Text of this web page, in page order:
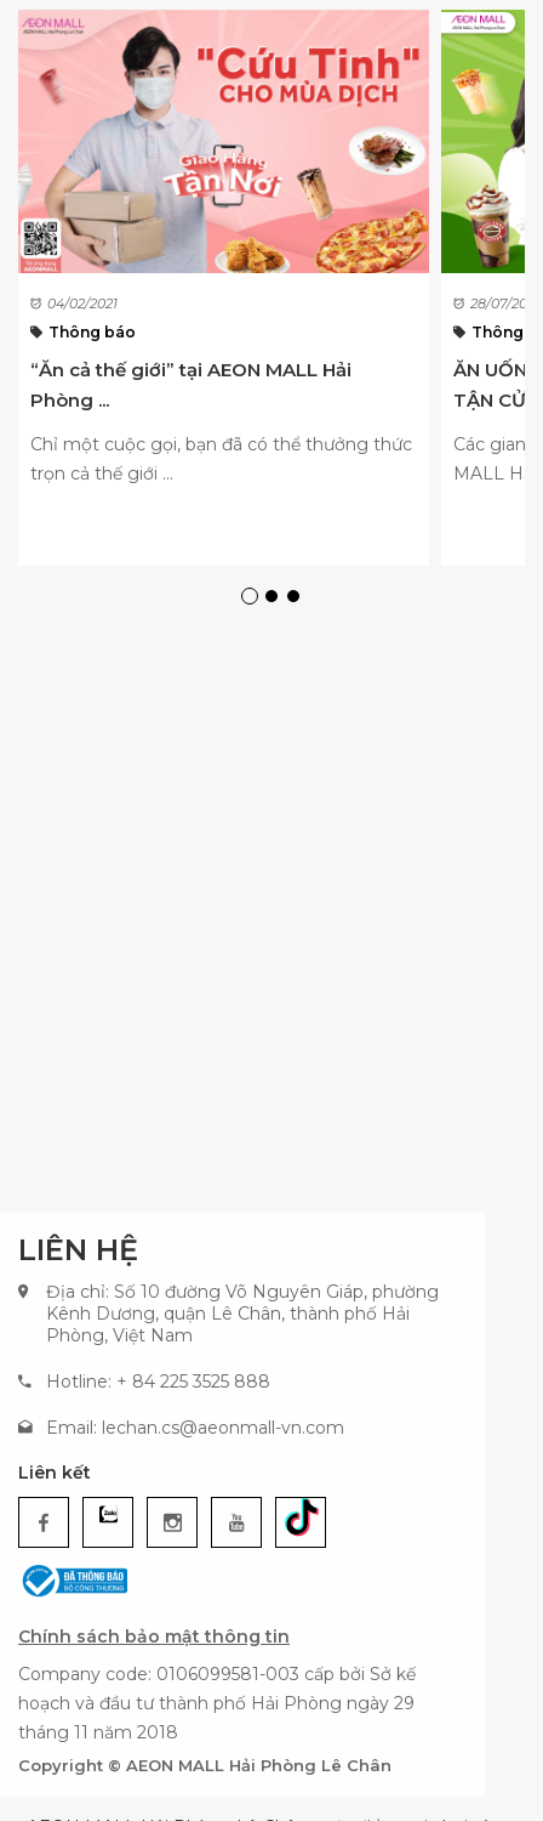
04/02/2021
Thông báo
“Ăn cả thế giới” tại AEON MALL Hải
Phòng ...
Chỉ một cuộc gọi, bạn đã có thể thưởng thức
trọn cả thế giới ...
28/07/2021
Thông
ĂN
TẬN CỬA
Các gian
MALL Hải
LIÊN HỆ
Địa chỉ: Số 10 đường Võ Nguyên Giáp, phường
Kênh Dương, quận Lê Chân, thành phố Hải
Phòng, Việt Nam
Hotline: + 84 225 3525 888
Email: lechan.cs@aeonmall-vn.com
Liên kết
Chính sách bảo mật thông tin
Company code: 0106099581-003 cấp bởi Sở kế
hoạch và đầu tư thành phố Hải Phòng ngày 29
tháng 11 năm 2018
Copyright © AEON MALL Hải Phòng Lê Chân